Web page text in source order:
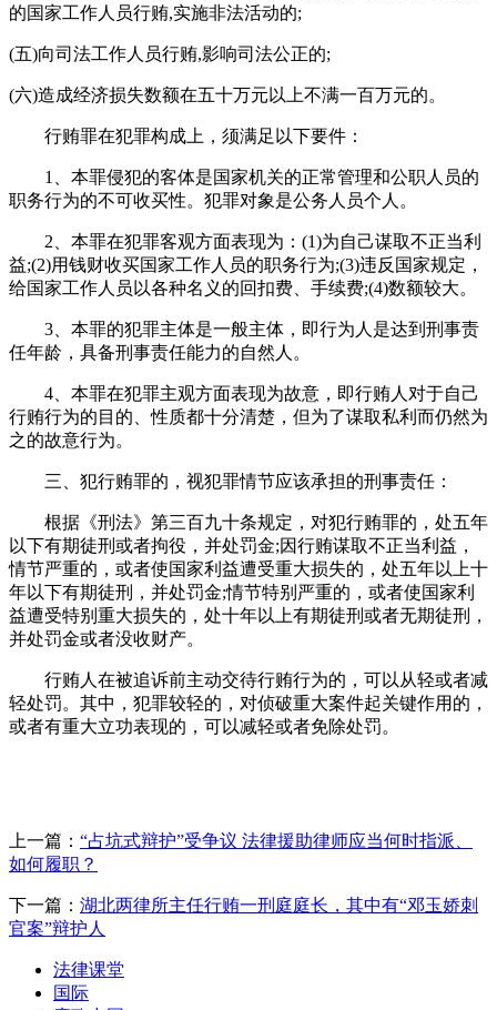
的国家工作人员行贿,实施非法活动的;
(五)向司法工作人员行贿,影响司法公正的;
(六)造成经济损失数额在五十万元以上不满一百万元的。
行贿罪在犯罪构成上，须满足以下要件：
1、本罪侵犯的客体是国家机关的正常管理和公职人员的
职务行为的不可收买性。犯罪对象是公务人员个人。
2、本罪在犯罪客观方面表现为：(1)为自己谋取不正当利
益;(2)用钱财收买国家工作人员的职务行为;(3)违反国家规定，
给国家工作人员以各种名义的回扣费、手续费;(4)数额较大。
3、本罪的犯罪主体是一般主体，即行为人是达到刑事责
任年龄，具备刑事责任能力的自然人。
4、本罪在犯罪主观方面表现为故意，即行贿人对于自己
行贿行为的目的、性质都十分清楚，但为了谋取私利而仍然为
之的故意行为。
三、犯行贿罪的，视犯罪情节应该承担的刑事责任：
根据《刑法》第三百九十条规定，对犯行贿罪的，处五年
以下有期徒刑或者拘役，并处罚金;因行贿谋取不正当利益，
情节严重的，或者使国家利益遭受重大损失的，处五年以上十
年以下有期徒刑，并处罚金;情节特别严重的，或者使国家利
益遭受特别重大损失的，处十年以上有期徒刑或者无期徒刑，
并处罚金或者没收财产。
行贿人在被追诉前主动交待行贿行为的，可以从轻或者减
轻处罚。其中，犯罪较轻的，对侦破重大案件起关键作用的，
或者有重大立功表现的，可以减轻或者免除处罚。
上一篇： “占坑式辩护”受争议 法律援助律师应当何时指派、
如何履职？
下一篇： 湖北两律所主任行贿一刑庭庭长，其中有“邓玉娇刺
官案”辩护人
法律课堂
国际